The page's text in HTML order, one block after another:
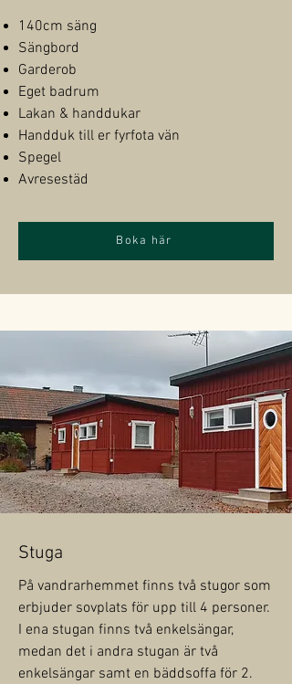
140cm säng
Sängbord
Garderob
Eget badrum
Lakan & handdukar
Handduk till er fyrfota vän
Spegel
Avresestäd
Boka här
Stuga
På vandrarhemmet finns två stugor som
erbjuder sovplats för upp till 4 personer.
I ena stugan finns två enkelsängar,
medan det i andra stugan är två
enkelsängar samt en bäddsoffa för 2.